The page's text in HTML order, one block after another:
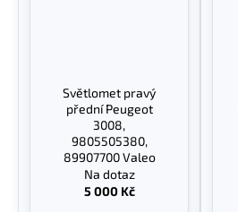
Světlomet pravý
přední Peugeot
3008,
9805505380,
89907700 Valeo
Na dotaz
5 000 Kč